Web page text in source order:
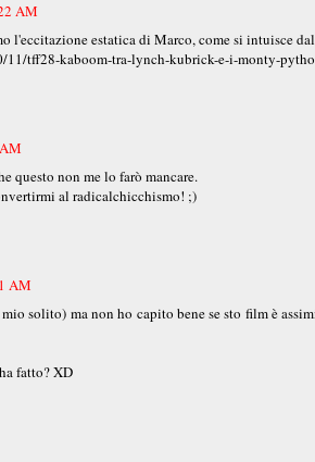
AM
l'eccitazione estatica di Marco, come si intuisce
11/tff28-kaboom-tra-lynch-kubrick-e-i-monty-
questo non me lo farò mancare.
al radicalchicchismo! ;)
AM
solito) ma non ho capito bene se sto film è
fatto? XD